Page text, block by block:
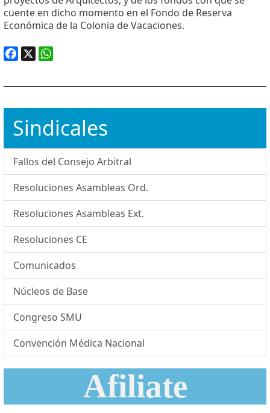
cuente en dicho momento en el Fondo de Reserva
Económica de la Colonia de Vacaciones.
Sindicales
Fallos del Consejo Arbitral
Resoluciones Asambleas Ord.
Resoluciones Asambleas Ext.
Resoluciones CE
Comunicados
Núcleos de Base
Congreso SMU
Convención Médica Nacional
Afiliate